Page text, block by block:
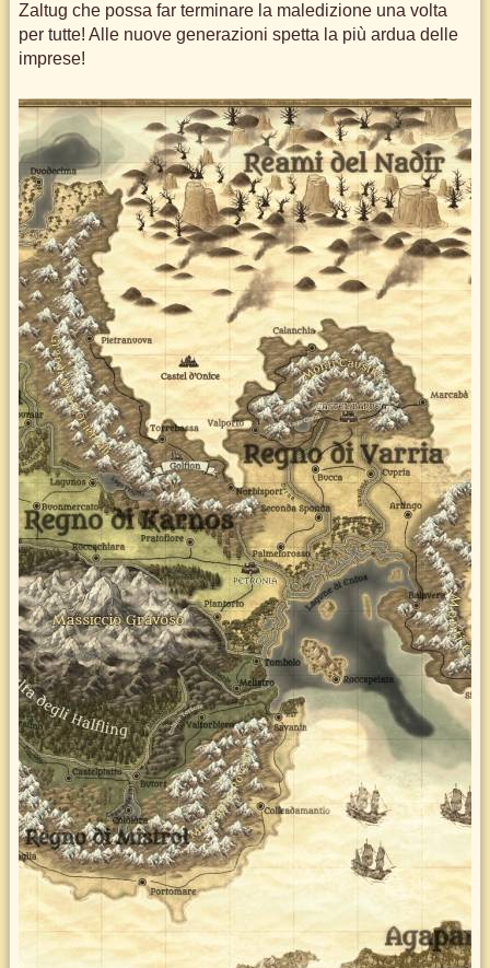
Zaltug che possa far terminare la maledizione una volta
per tutte! Alle nuove generazioni spetta la più ardua delle
imprese!